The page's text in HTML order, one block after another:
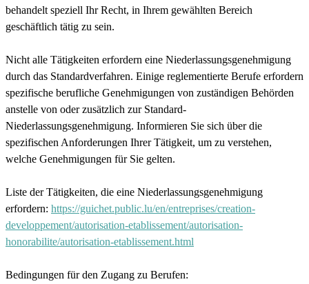
behandelt speziell Ihr Recht, in Ihrem gewählten Bereich
geschäftlich tätig zu sein.
Nicht alle Tätigkeiten erfordern eine Niederlassungsgenehmigung
durch das Standardverfahren. Einige reglementierte Berufe erfordern
spezifische berufliche Genehmigungen von zuständigen Behörden
anstelle von oder zusätzlich zur Standard-
Niederlassungsgenehmigung. Informieren Sie sich über die
spezifischen Anforderungen Ihrer Tätigkeit, um zu verstehen,
welche Genehmigungen für Sie gelten.
Liste der Tätigkeiten, die eine Niederlassungsgenehmigung
erfordern: https://guichet.public.lu/en/entreprises/creation-
developpement/autorisation-etablissement/autorisation-
honorabilite/autorisation-etablissement.html
Bedingungen für den Zugang zu Berufen: